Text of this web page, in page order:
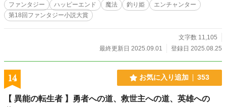
ファンタジー ハッピーエンド 魔法 釣り姫
エンチャンター
第18回ファンタジー小説大賞
文字数 11,105
最終更新日 2025.09.01
登録日 2025.08.25
14 お気に入り追加 353
【 異能の転生者 】勇者への道、救世主への道、英雄への